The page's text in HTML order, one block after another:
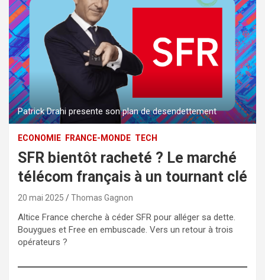
Patrick Drahi presente son plan de desendettement
ECONOMIE FRANCE-MONDE TECH
SFR bientôt racheté ? Le marché
télécom français à un tournant clé
20 mai 2025 Thomas Gagnon
Altice France cherche à céder SFR pour alléger sa dette.
Bouygues et Free en embuscade. Vers un retour à trois
opérateurs ?